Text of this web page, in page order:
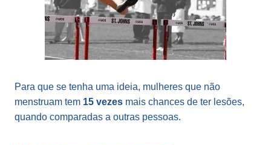
Para que se tenha uma ideia, mulheres que não
menstruam tem 15 vezes mais chances de ter lesões,
quando comparadas a outras pessoas.